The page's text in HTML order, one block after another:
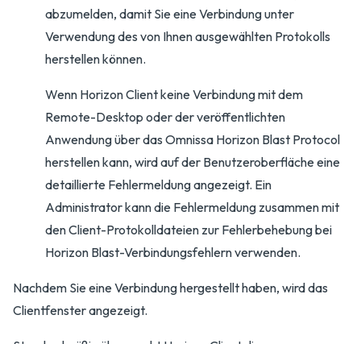
abzumelden, damit Sie eine Verbindung unter
Verwendung des von Ihnen ausgewählten Protokolls
herstellen können.
Wenn Horizon Client keine Verbindung mit dem
Remote-Desktop oder der veröffentlichten
Anwendung über das Omnissa Horizon Blast Protocol
herstellen kann, wird auf der Benutzeroberfläche eine
detaillierte Fehlermeldung angezeigt. Ein
Administrator kann die Fehlermeldung zusammen mit
den Client-Protokolldateien zur Fehlerbehebung bei
Horizon Blast-Verbindungsfehlern verwenden.
Nachdem Sie eine Verbindung hergestellt haben, wird das
Clientfenster angezeigt.